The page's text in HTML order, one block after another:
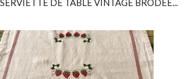
SERVIETTE DE TABLE VINTAGE BRODÉE...